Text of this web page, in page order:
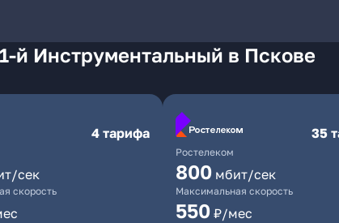
й Инструментальный в Пскове
4 тарифа
сек
скорость
Ростелеком
35
800 мбит/сек
Максимальная скорость
550 ₽/мес